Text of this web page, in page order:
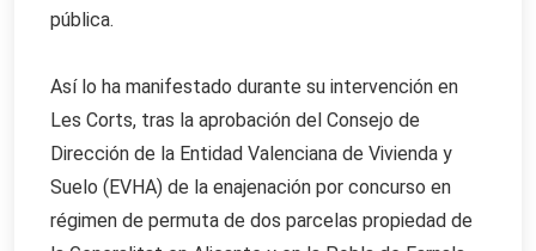
pública.
Así lo ha manifestado durante su intervención en
Les Corts, tras la aprobación del Consejo de
Dirección de la Entidad Valenciana de Vivienda y
Suelo (EVHA) de la enajenación por concurso en
régimen de permuta de dos parcelas propiedad de